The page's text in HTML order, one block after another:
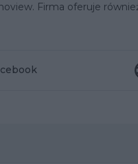
Firma oferuje